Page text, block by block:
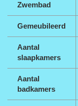
Zwembad
Gemeubileerd
Aantal
slaapkamers
Aantal
badkamers